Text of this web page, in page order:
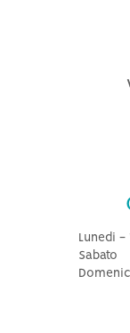
Lunedi -
Sabato